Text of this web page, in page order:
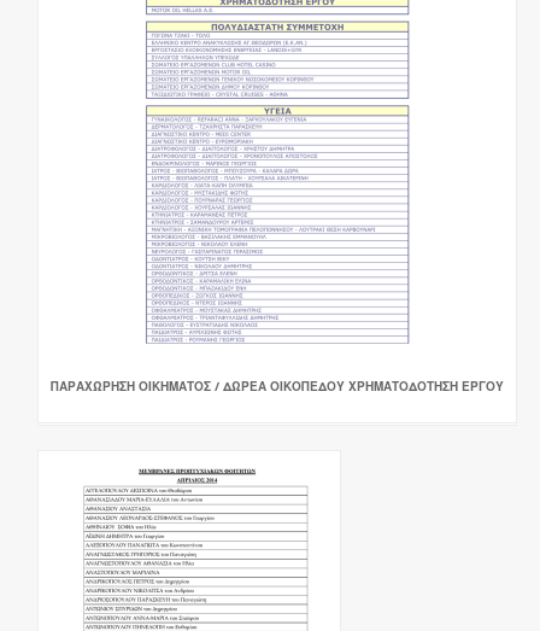
ΠΑΡΑΧΩΡΗΣΗ ΟΙΚΗΜΑΤΟΣ / ΔΩΡΕΑ ΟΙΚΟΠΕΔΟΥ ΧΡΗΜΑΤΟΔΟΤΗΣΗ ΕΡΓΟΥ